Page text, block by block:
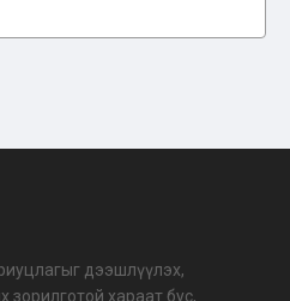
дээшлүүлэх,
хараат бус,